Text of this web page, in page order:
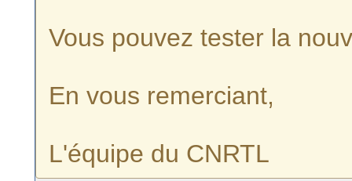
Vous pouvez tester la
En vous remerciant,
L'équipe du CNRTL